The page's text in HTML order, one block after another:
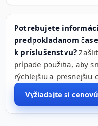
Potrebujete
predpokladanom
k príslušenstvu?
prípade použitia, aby
rýchlejšiu a presnejšiu
Vyžiadajte si